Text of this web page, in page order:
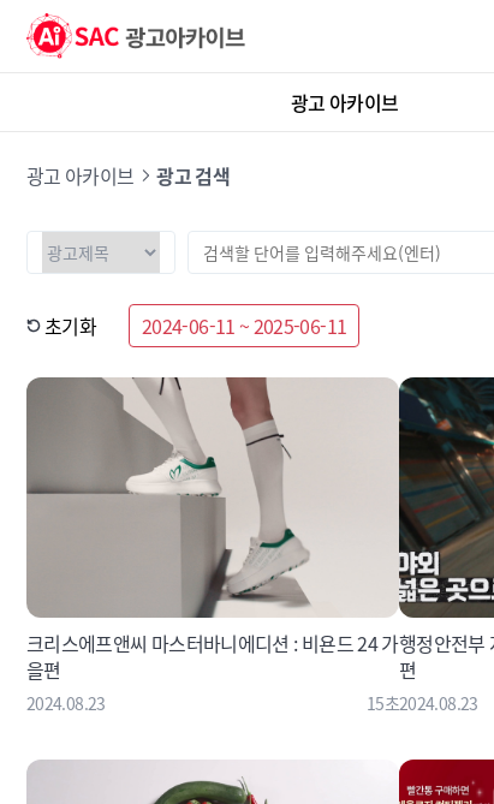
광고 아카이브
광고 아카이브 광고 검색
초기화 2024-06-11 ~ 2025-06-11
크리스에프앤씨 마스터바니에디션 : 비욘드 24 가
을편
2024.08.23 15초
행정안전부
편
2024.08.23